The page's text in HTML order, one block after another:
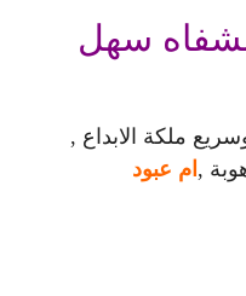
سهل
ملكة الابداع ,
, ام عبود